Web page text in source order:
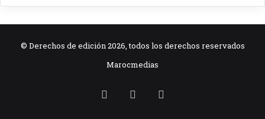
© Derechos de edición 2026, todos los derechos reservados
Marocmedias
Facebook